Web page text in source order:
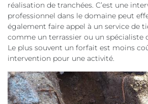
réalisation de tranchées. C’est une
professionnel dans le domaine peut
également faire appel à un service de
comme un terrassier ou un spécialiste
Le plus souvent un forfait est moins
intervention pour une activité.